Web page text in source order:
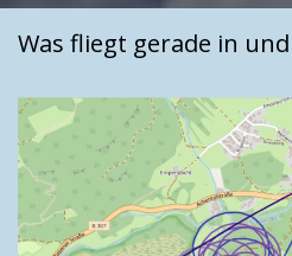
Was fliegt gerade in